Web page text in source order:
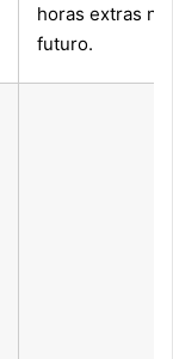
horas extras no
futuro.